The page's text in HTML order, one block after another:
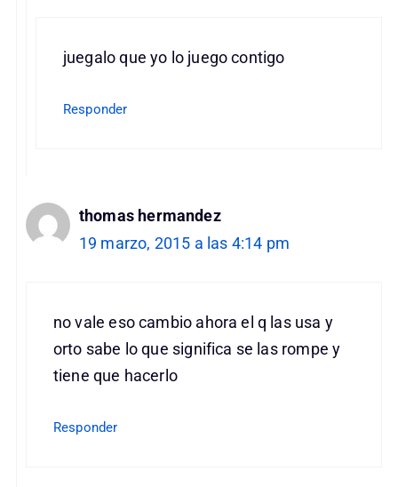
juegalo que yo lo juego contigo
Responder
thomas hermandez
19 marzo, 2015 a las 4:14 pm
no vale eso cambio ahora el q las usa y
orto sabe lo que significa se las rompe y
tiene que hacerlo
Responder